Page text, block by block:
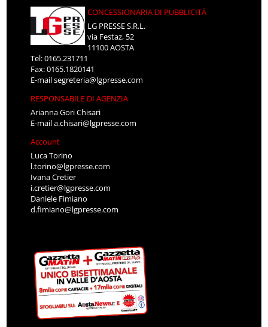
CONCESSIONARIA DI PUBBLICITÀ
LG PRESSE S.R.L.
via Festaz, 52
11100 AOSTA
Tel: 0165.231711
Fax: 0165.1820141
E-mailsegreteria@lgpresse.com
RESPONSABILE DI AGENZIA
Arianna Gori Chisari
E-maila.chisari@lgpresse.com
Account
Luca Torino
l.torino@lgpresse.com
Ivana Cretier
i.cretier@lgpresse.com
Daniele Fimiano
d.fimiano@lgpresse.com